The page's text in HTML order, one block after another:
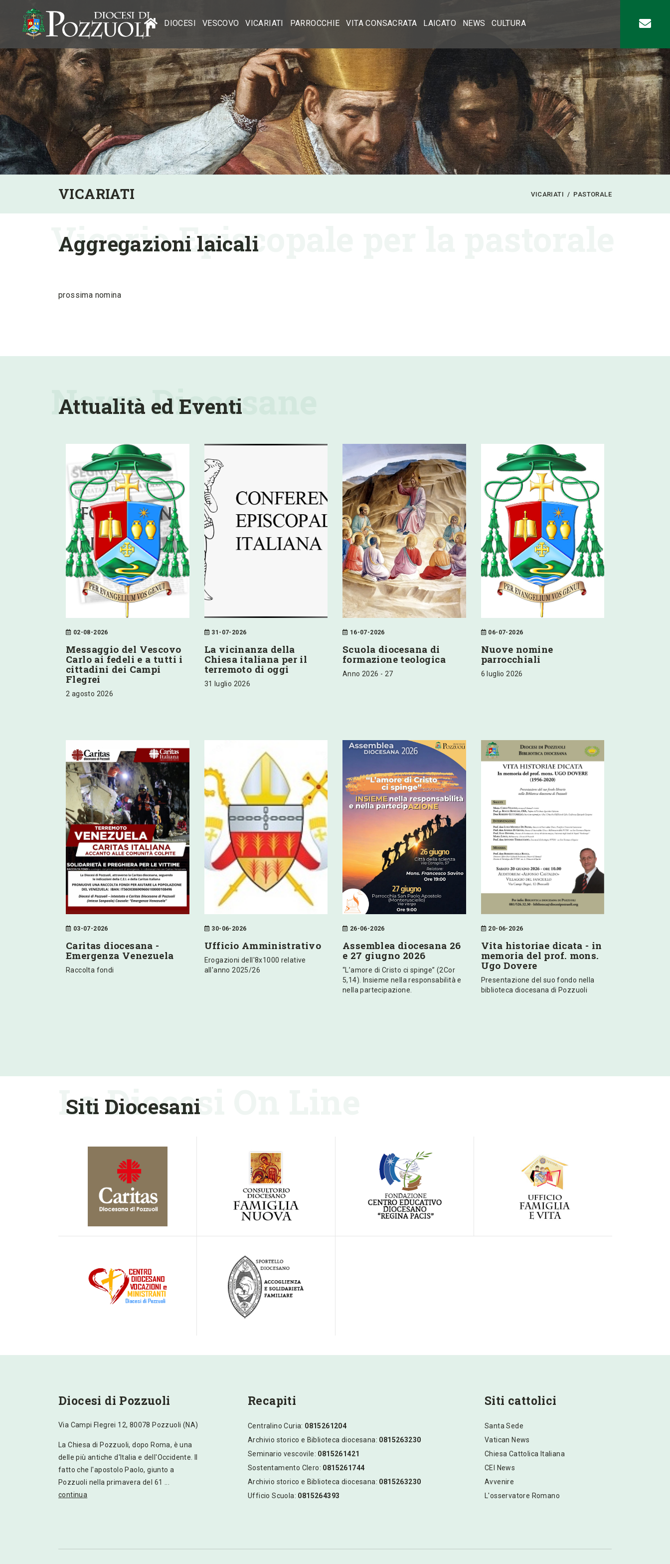
DIOCESI VESCOVO VICARIATI PARROCCHIE VITA CONSACRATA LAICATO NEWS CULTURA
VICARIATI VICARIATI PASTORALE
Aggregazioni laicali
Vicario Episcopale per la pastorale
prossima nomina
Attualità ed Eventi
News Diocesane
02-08-2026
Messaggio del Vescovo
Carlo ai fedeli e a tutti i
cittadini dei Campi
Flegrei
2 agosto 2026
31-07-2026
La vicinanza della
Chiesa italiana per il
terremoto di oggi
31 luglio 2026
16-07-2026
Scuola diocesana di
formazione teologica
Anno 2026 - 27
06-07-2026
Nuove nomine
parrocchiali
6 luglio 2026
03-07-2026
Caritas diocesana -
Emergenza Venezuela
Raccolta fondi
30-06-2026
Ufficio Amministrativo
Erogazioni dell'8x1000 relative
all'anno 2025/26
26-06-2026
Assemblea diocesana 26
e 27 giugno 2026
“L’amore di Cristo ci spinge” (2Cor
5,14). Insieme nella responsabilità e
nella partecipazione.
20-06-2026
Vita historiae dicata - in
memoria del prof. mons.
Ugo Dovere
Presentazione del suo fondo nella
biblioteca diocesana di Pozzuoli
Siti Diocesani
La Diocesi On Line
Visita il sito della Caritas Diocesana
link
Visita il sito del Consultorio
Diocesano
link
Visita il sito del Centro Educativo
Diocesano "Regina Pacis"
link
Visita la pagina dell'Ufficio per la
pastorale della Famiglia della diocesi
di Pozzuoli
link
Visita il Centro Diocesano Vocazioni
e Ministranti
link
Visita la pagina dello Sportello
Diocesano di Accoglienza e
Solidarietà Familiare
Diocesi di Pozzuoli
Via Campi Flegrei 12, 80078 Pozzuoli (NA)
La Chiesa di Pozzuoli, dopo Roma, è una
delle più antiche d'Italia e dell'Occidente. Il
fatto che l'apostolo Paolo, giunto a
Pozzuoli nella primavera del 61 ...
continua
Recapiti
Centralino Curia: 0815261204
Archivio storico e Biblioteca diocesana: 0815263230
Seminario vescovile: 0815261421
Sostentamento Clero: 0815261744
Archivio storico e Biblioteca diocesana: 0815263230
Ufficio Scuola: 0815264393
Siti cattolici
Santa Sede
Vatican News
Chiesa Cattolica Italiana
CEI News
Avvenire
L'osservatore Romano